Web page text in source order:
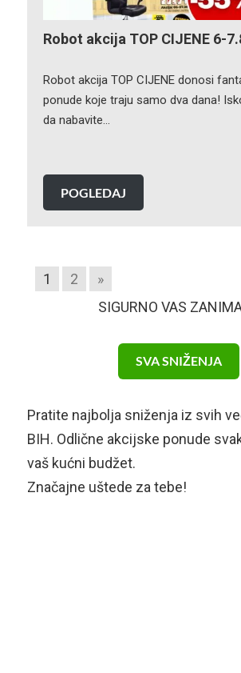
Robot akcija TOP CIJENE 6-
Robot akcija TOP CIJENE donosi
ponude koje traju samo dva dana!
da nabavite…
POGLEDAJ
1 2
»
SIGURNO VAS
SVA SNIŽENJA
Pratite najbolja sniženja iz svih
BIH. Odlične akcijske ponude
vaš kućni budžet.
Značajne uštede za tebe!